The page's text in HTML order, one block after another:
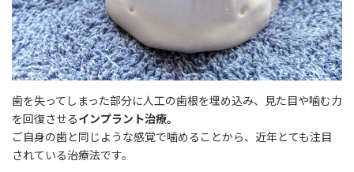
歯を失ってしまった部分に人工の歯根を埋め込み、見た目や噛む力
を回復させるインプラント治療。
ご自身の歯と同じような感覚で噛めることから、近年とても注目
されている治療法です。